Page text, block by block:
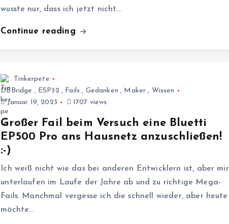
wusste nur, dass ich jetzt nicht…
Continue reading
Tinkerpete
DBBridge , ESP32, Fails , Gedanken , Maker , Wissen
Januar 19, 2023
1707 views
Großer Fail beim Versuch eine Bluetti
EP500 Pro ans Hausnetz anzuschließen!
:-)
Ich weiß nicht wie das bei anderen Entwicklern ist, aber mir
unterlaufen im Laufe der Jahre ab und zu richtige Mega-
Fails. Manchmal vergesse ich die schnell wieder, aber heute
möchte…